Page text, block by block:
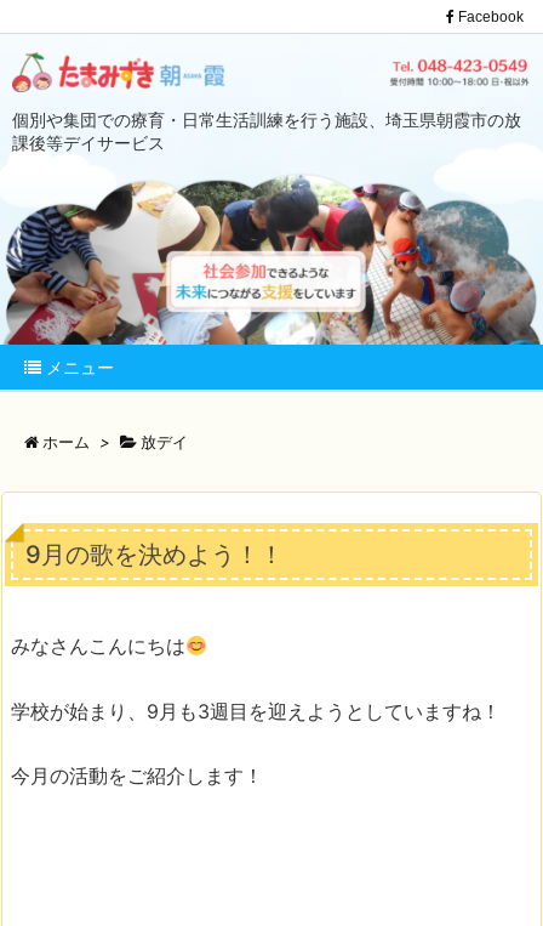
個別や集団での療育・日常生活訓練を行う施設、埼玉県朝霞市の放
課後等デイサービス
メニュー
Facebook
ホーム > 放デイ
9月の歌を決めよう！！
みなさんこんにちは
学校が始まり、9月も3週目を迎えようとしていますね！
今月の活動をご紹介します！